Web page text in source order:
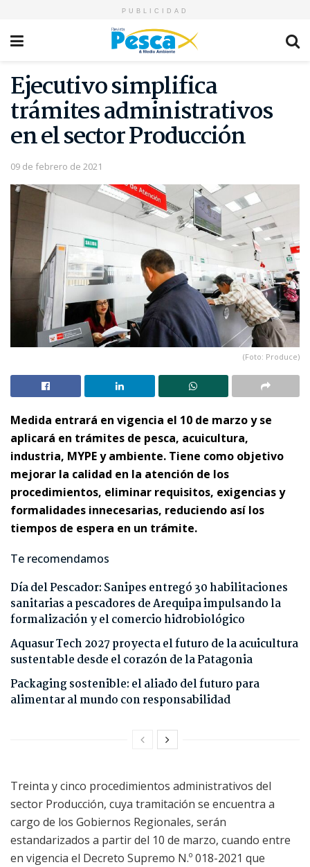
PUBLICIDAD
Ejecutivo simplifica
trámites administrativos
en el sector Producción
09 de febrero de 2021
(Foto: Produce)
Medida entrará en vigencia el 10 de marzo y se
aplicará en trámites de pesca, acuicultura,
industria, MYPE y ambiente. Tiene como objetivo
mejorar la calidad en la atención de los
procedimientos, eliminar requisitos, exigencias y
formalidades innecesarias, reduciendo así los
tiempos de espera en un trámite.
Te recomendamos
Día del Pescador: Sanipes entregó 30 habilitaciones
sanitarias a pescadores de Arequipa impulsando la
formalización y el comercio hidrobiológico
Aquasur Tech 2027 proyecta el futuro de la acuicultura
sustentable desde el corazón de la Patagonia
Packaging sostenible: el aliado del futuro para
alimentar al mundo con responsabilidad
Treinta y cinco procedimientos administrativos del
sector Producción, cuya tramitación se encuentra a
cargo de los Gobiernos Regionales, serán
estandarizados a partir del 10 de marzo, cuando entre
en vigencia el Decreto Supremo N.º 018-2021 que